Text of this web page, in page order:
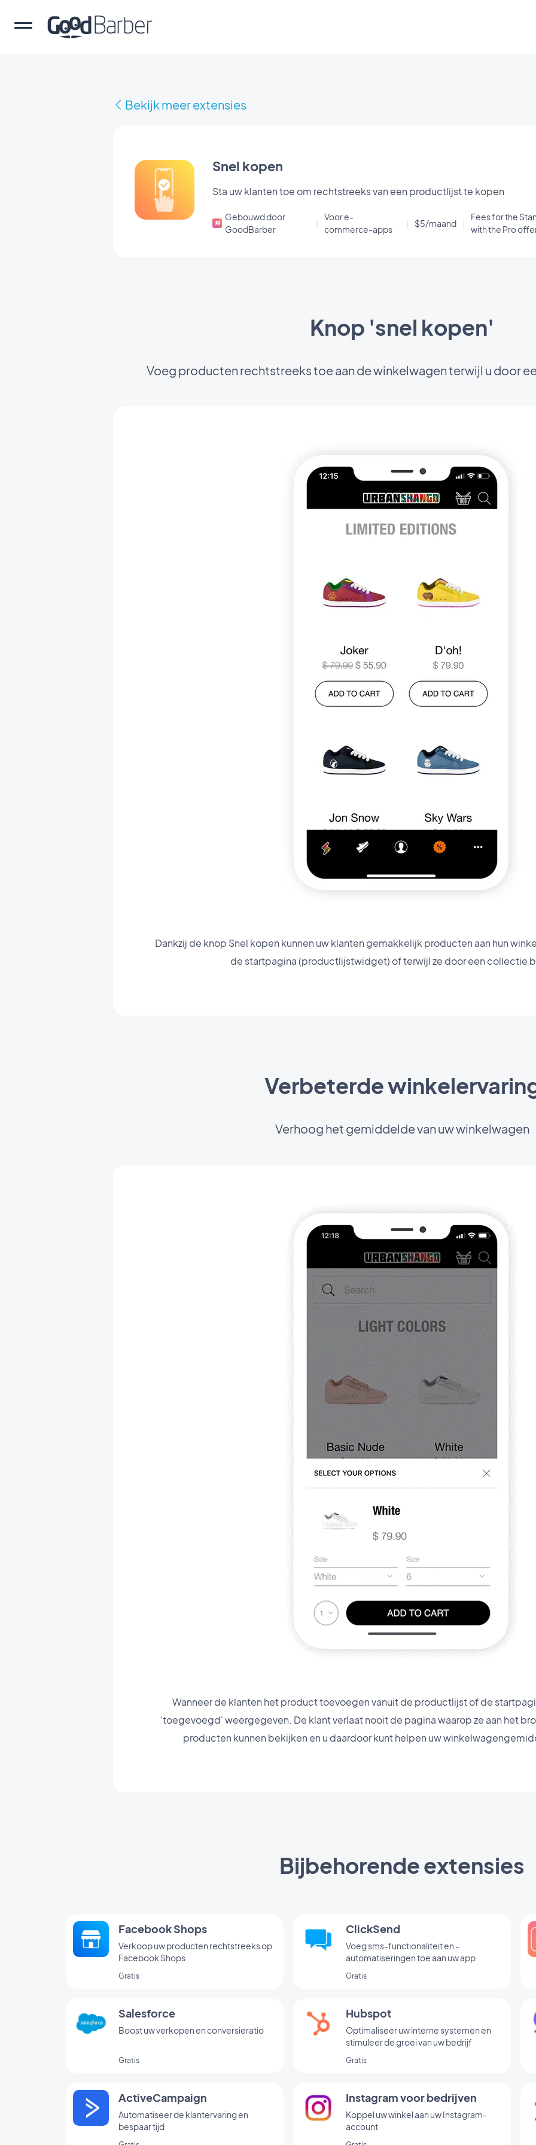
Bekijk meer extensies
Snel kopen
Sta uw klanten toe om rechtstreeks van een productlijst te kopen
Gebouwd door
GoodBarber
Voor e-
commerce-apps
$5/maand
Fees for the
with the Pro
Knop 'snel kopen'
Voeg producten rechtstreeks toe aan de winkelwagen terwijl u door
Dankzij de knop Snel kopen kunnen uw klanten gemakkelijk producten aan hun
de startpagina (productlijstwidget) of terwijl ze door een collectie
Verbeterde
Verhoog het gemiddelde van uw winkelwagen
Wanneer de klanten het product toevoegen vanuit de productlijst of de
'toegevoegd' weergegeven. De klant verlaat nooit de pagina waarop ze aan het
producten kunnen bekijken en u daardoor kunt helpen uw
Bijbehorende extensies
Facebook Shops
Verkoop uw producten rechtstreeks op
Facebook Shops
Gratis
ClickSend
Voeg sms-functionaliteit en -
automatiseringen toe aan uw app
Gratis
Salesforce
Boost uw verkopen en conversieratio
Gratis
Hubspot
Optimaliseer uw interne systemen en
stimuleer de groei van uw bedrijf
Gratis
ActiveCampaign
Automatiseer de klantervaring en
bespaar tijd
Instagram voor bedrijven
Koppel uw winkel aan uw Instagram-
account